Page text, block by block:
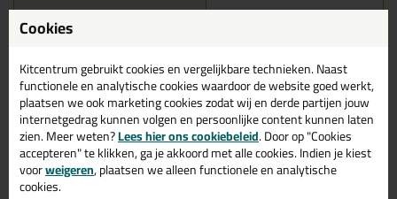
Omschrijving
Reviews voor:Ottoseal M390
Kleurenkaart klein
Er zijn nog geen reviews geschreven voor Ottoseal M390
Kleurenkaart klein.Schrijf als eerste een review!
Cookies
Kitcentrum gebruikt cookies en vergelijkbare technieken. Naast
functionele en analytische cookies waardoor de website goed werkt,
plaatsen we ook marketing cookies zodat wij en derde partijen jouw
internetgedrag kunnen volgen en persoonlijke content kunnen laten
zien. Meer weten?Lees hier ons cookiebeleid. Door op "Cookies
accepteren" te klikken, ga je akkoord met alle cookies. Indien je kiest
voorweigeren, plaatsen we alleen functionele en analytische
cookies.